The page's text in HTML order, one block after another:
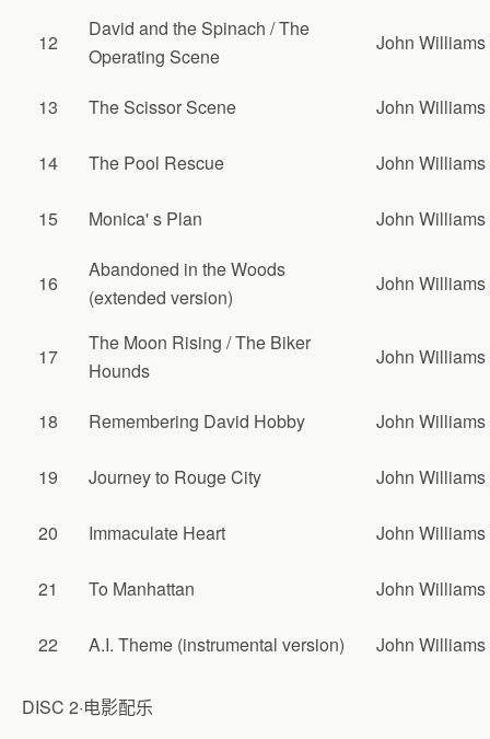
12
David and the Spinach / The
Operating Scene
John Williams
13 The Scissor Scene John Williams
14 The Pool Rescue John Williams
15 Monica' s Plan John Williams
16
Abandoned in the Woods
(extended version)
John Williams
17
The Moon Rising / The Biker
Hounds
John Williams
18 Remembering David Hobby John Williams
19 Journey to Rouge City John Williams
20 Immaculate Heart John Williams
21 To Manhattan John Williams
22 A.I. Theme (instrumental version) John Williams
DISC 2·电影配乐